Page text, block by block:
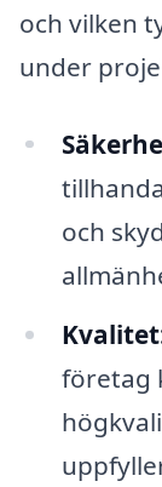
och vilken
under
och
företag